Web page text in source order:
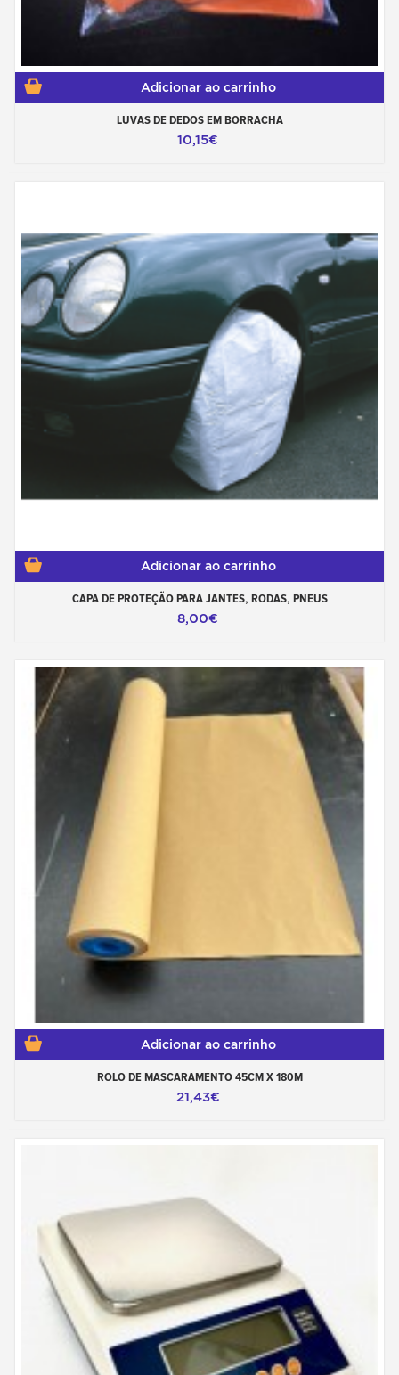
Adicionar ao carrinho
LUVAS DE DEDOS EM BORRACHA
10,15€
Adicionar ao carrinho
CAPA DE PROTEÇÃO PARA JANTES, RODAS, PNEUS
8,00€
Adicionar ao carrinho
ROLO DE MASCARAMENTO 45CM X 180M
21,43€